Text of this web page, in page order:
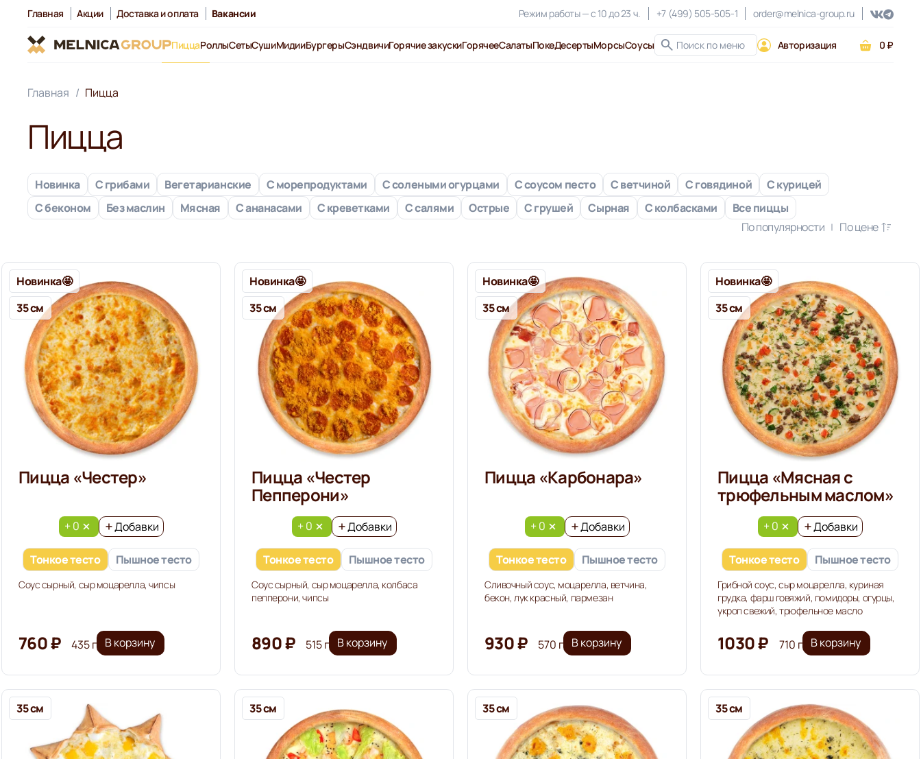
Главная Акции Доставка и оплата Вакансии Режим работы — с 10 до 23 ч. +7 (499) 505-505-1 order@melnica-group.ru
ПиццаРоллыСетыСушиМидииБургерыСэндвичиГорячие закускиГорячееСалатыПокеДесертыМорсыСоусы Авторизация 0 ₽
Главная Пицца
Пицца
Новинка С грибами Вегетарианские С морепродуктами С солеными огурцами С соусом песто С ветчиной С говядиной
С курицей
С беконом
Без маслин Мясная С ананасами С креветками С салями Острые С грушей Сырная С колбасками
Все пиццы
По популярности
По цене
Новинка🤩
35 см
Пицца «Честер»
+ 0 Добавки
Тонкое тесто Пышное тесто
Соус сырный, сыр моцарелла, чипсы
760 ₽ 435 г В корзину
Новинка🤩
35 см
Пицца «Честер
Пепперони»
+ 0 Добавки
Тонкое тесто Пышное тесто
Соус сырный, сыр моцарелла, колбаса
пепперони, чипсы
890 ₽ 515 г В корзину
Новинка🤩
35 см
Пицца «Карбонара»
+ 0 Добавки
Тонкое тесто Пышное тесто
Сливочный соус, моцарелла, ветчина,
бекон, лук красный, пармезан
930 ₽ 570 г В корзину
Новинка🤩
35 см
Пицца «Мясная с
трюфельным маслом»
+ 0 Добавки
Тонкое тесто Пышное тесто
Грибной соус, сыр моцарелла, куриная
грудка, фарш говяжий, помидоры, огурцы,
укроп свежий, трюфельное масло
1030 ₽ 710 г В корзину
35 см 35 см 35 см 35 см